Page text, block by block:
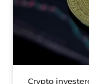
Crypto